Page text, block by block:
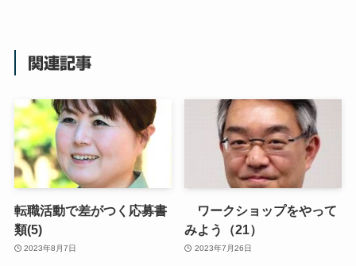
関連記事
転職活動で差がつく応募書
類(5)
2023年8月7日
ワークショップをやって
みよう（21）
2023年7月26日